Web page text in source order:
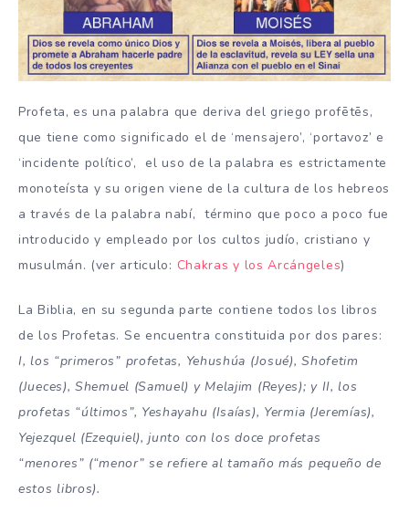
Profeta, es una palabra que deriva del griego profētēs,
que tiene como significado el de ‘mensajero’, ‘portavoz’ e
‘incidente político’, ​ el uso de la palabra es estrictamente
monoteísta y su origen viene de la cultura de los hebreos
a través de la palabra nabí, ​ término que poco a poco fue
introducido y empleado por los cultos judío, cristiano y
musulmán. (ver articulo: Chakras y los Arcángeles)
La Biblia, en su segunda parte contiene todos los libros
de los Profetas. Se encuentra constituida por dos pares:
I, los “primeros” profetas, Yehushúa (Josué), Shofetim
(Jueces), Shemuel (Samuel) y Melajim (Reyes); y II, los
profetas “últimos”, Yeshayahu (Isaías), Yermia (Jeremías),
Yejezquel (Ezequiel), junto con los doce profetas
“menores” (“menor” se refiere al tamaño más pequeño de
estos libros).